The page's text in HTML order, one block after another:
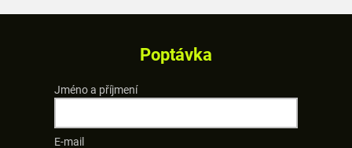
Poptávka
Jméno a příjmení
E-mail